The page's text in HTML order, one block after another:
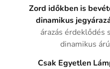
Zord időkben is
dinamikus
árazás érdeklődés
dinamikus
Csak Egyetlen